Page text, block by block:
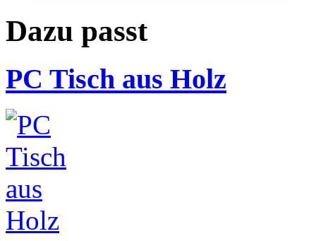
Dazu passt
PC Tisch aus Holz